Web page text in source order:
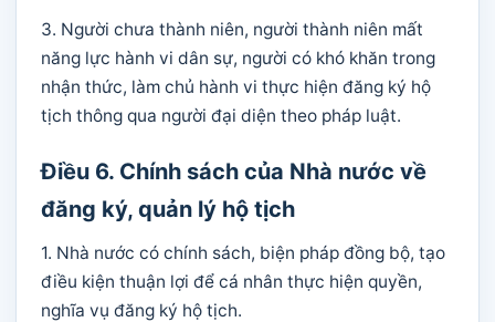
3. Người chưa thành niên, người thành niên mất
năng lực hành vi dân sự, người có khó khăn trong
nhận thức, làm chủ hành vi thực hiện đăng ký hộ
tịch thông qua người đại diện theo pháp luật.
Điều 6. Chính sách của Nhà nước về
đăng ký, quản lý hộ tịch
1. Nhà nước có chính sách, biện pháp đồng bộ, tạo
điều kiện thuận lợi để cá nhân thực hiện quyền,
nghĩa vụ đăng ký hộ tịch.